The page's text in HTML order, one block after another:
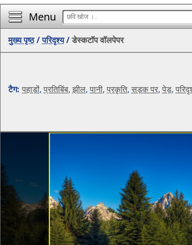
Menu
मुख्य पृष्ठ/परिदृश्य/डेस्कटॉप वॉलपेपर
टैग: पहाड़ों, प्रतिबिंब, झील, पानी, प्रकृति, सड़क पर, पेड़,